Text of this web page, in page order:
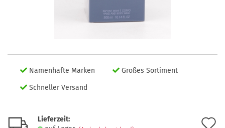
Namenhafte Marken
Großes Sortiment
Schneller Versand
Lieferzeit: